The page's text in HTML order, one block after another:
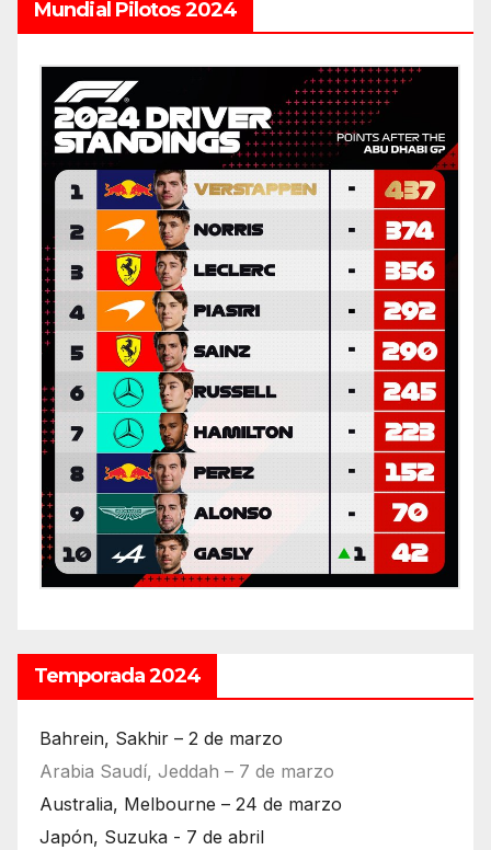
Mundial Pilotos 2024
Temporada 2024
Bahrein, Sakhir – 2 de marzo
Arabia Saudí, Jeddah – 7 de marzo
Australia, Melbourne – 24 de marzo
Japón, Suzuka - 7 de abril